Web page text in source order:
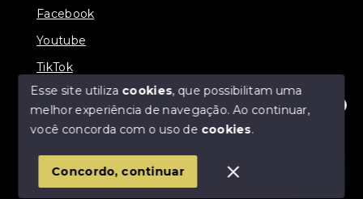
Olá! Estamos disponíveis para te ajudar.
Facebook
Youtube
TikTok
© Copyright 2026 - Império Imóveis - Todos os
SITE PARA IMOBILIARIA
Esse site utiliza cookies, que possibilitam uma
melhor experiência de navegação.Ao continuar,
você concorda com o uso de cookies.
Concordo, continuar